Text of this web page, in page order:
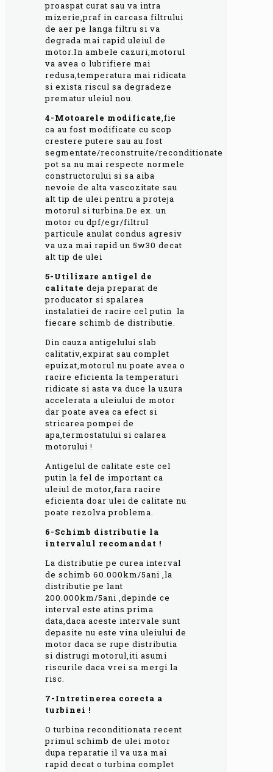
proaspat curat sau va intra
mizerie,praf in carcasa filtrului
de aer pe langa filtru si va
degrada mai rapid uleiul de
motor.In ambele cazuri,motorul
va avea o lubrifiere mai
redusa,temperatura mai ridicata
si exista riscul sa degradeze
prematur uleiul nou.
4-Motoarele modificate,fie
ca au fost modificate cu scop
crestere putere sau au fost
segmentate/reconstruite/reconditionate
pot sa nu mai respecte normele
constructorului si sa aiba
nevoie de alta vascozitate sau
alt tip de ulei pentru a proteja
motorul si turbina.De ex. un
motor cu dpf/egr/filtrul
particule anulat condus agresiv
va uza mai rapid un 5w30 decat
alt tip de ulei
5-Utilizare antigel de
calitate deja preparat de
producator si spalarea
instalatiei de racire cel putin la
fiecare schimb de distributie.
Din cauza antigelului slab
calitativ,expirat sau complet
epuizat,motorul nu poate avea o
racire eficienta la temperaturi
ridicate si asta va duce la uzura
accelerata a uleiului de motor
dar poate avea ca efect si
stricarea pompei de
apa,termostatului si calarea
motorului !
Antigelul de calitate este cel
putin la fel de important ca
uleiul de motor,fara racire
eficienta doar ulei de calitate nu
poate rezolva problema.
6-Schimb distributie la
intervalul recomandat !
La distributie pe curea interval
de schimb 60.000km/5ani ,la
distributie pe lant
200.000km/5ani ,depinde ce
interval este atins prima
data,daca aceste intervale sunt
depasite nu este vina uleiului de
motor daca se rupe distributia
si distrugi motorul,iti asumi
riscurile daca vrei sa mergi la
risc.
7-Intretinerea corecta a
turbinei !
O turbina reconditionata recent
primul schimb de ulei motor
dupa reparatie il va uza mai
rapid decat o turbina complet